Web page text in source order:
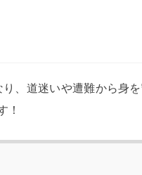
、道迷いや遭難から身
！